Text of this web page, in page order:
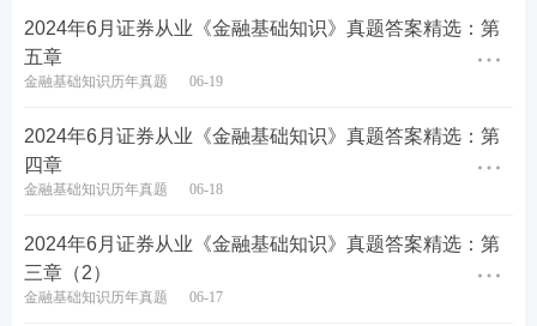
金融基础数字考点速记资料部分内容展示：
2024年6月证券从业《金融基础知识》真题答案精选：第
五章
金融基础知识历年真题 06-19
2024年6月证券从业《金融基础知识》真题答案精选：第
四章
金融基础知识历年真题 06-18
2024年6月证券从业《金融基础知识》真题答案精选：第
三章（2）
金融基础知识历年真题 06-17